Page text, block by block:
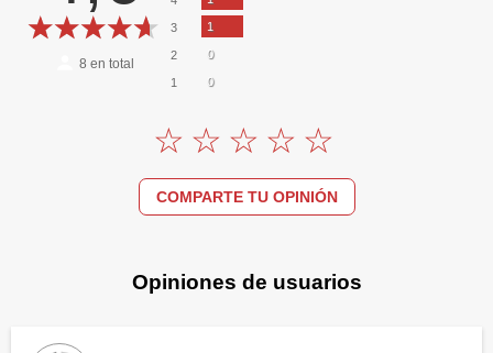
8 en total
3 1
2 0
1 0
COMPARTE TU OPINIÓN
Opiniones de usuarios